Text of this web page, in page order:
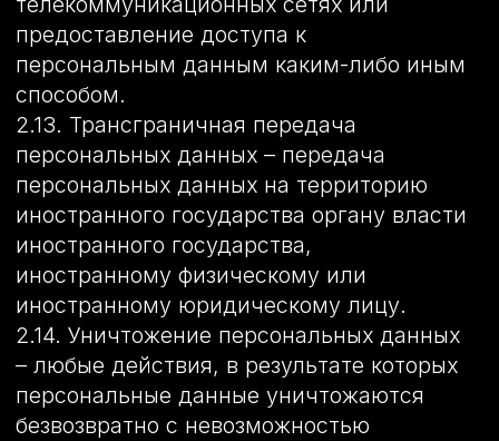
законодательством РФ;
– отвечать на обращения и запросы
субъектов персональных данных и их
законных представителей в
соответствии с требованиями Закона о
персональных данных;
– сообщать в уполномоченный орган по
защите прав субъектов персональных
данных по запросу этого органа
необходимую информацию в течение 30
дней с даты получения такого запроса;
– публиковать или иным образом
обеспечивать неограниченный доступ к
настоящей Политике в отношении
обработки персональных данных;
– принимать правовые, организационные
и технические меры для защиты
персональных данных от
неправомерного или случайного доступа
к ним, уничтожения, изменения,